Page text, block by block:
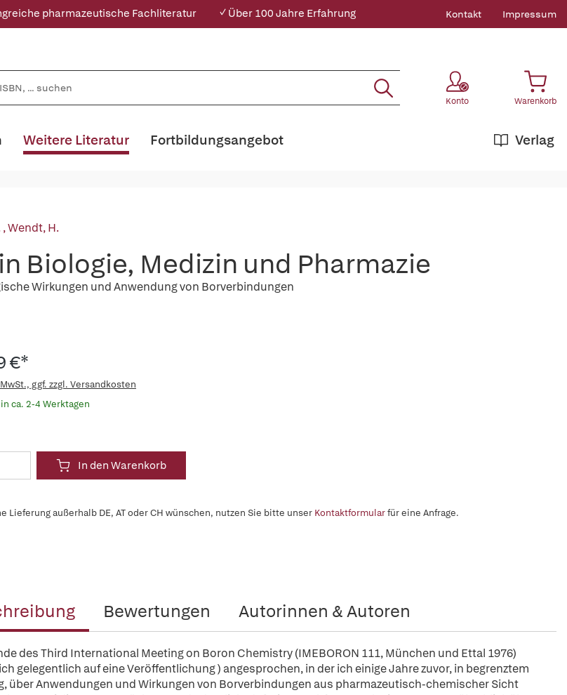
pharmazeutische Fachliteratur ✓ Über 100 Jahre Erfahrung Kontakt Impressum
Konto Warenkorb
Weitere Literatur Verlag
Fortbildungsangebot
,Wendt, H.
Biologie, Medizin und Pharmazie
Wirkungen und Anwendung von Borverbindungen
€*
ggf. zzgl. Versandkosten
ca. 2-4 Werktagen
In den Warenkorb
Lieferung außerhalb DE, AT oder CH wünschen, nutzen Sie bitte unser Kontaktformularfür eine Anfrage.
Bewertungen Autorinnen & Autoren
des Third International Meeting on Boron Chemistry (IMEBORON 111, München und Ettal 1976)
gelegentlich auf eine Veröffentlichung ) angesprochen, in der ich einige Jahre zuvor, in begrenztem
über Anwendungen und Wirkungen von Borverbindungen aus pharmazeutisch-chemischer Sicht